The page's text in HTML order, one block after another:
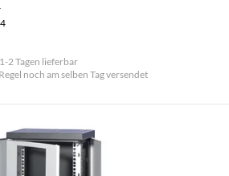
2 Tagen lieferbar
noch am selben Tag versendet